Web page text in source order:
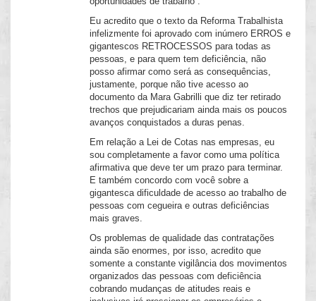
Eu acredito que o texto da Reforma Trabalhista
infelizmente foi aprovado com inúmero ERROS e
gigantescos RETROCESSOS para todas as
pessoas, e para quem tem deficiência, não
posso afirmar como será as consequências,
justamente, porque não tive acesso ao
documento da Mara Gabrilli que diz ter retirado
trechos que prejudicariam ainda mais os poucos
avanços conquistados a duras penas.
Em relação a Lei de Cotas nas empresas, eu
sou completamente a favor como uma política
afirmativa que deve ter um prazo para terminar.
E também concordo com você sobre a
gigantesca dificuldade de acesso ao trabalho de
pessoas com cegueira e outras deficiências
mais graves.
Os problemas de qualidade das contratações
ainda são enormes, por isso, acredito que
somente a constante vigilância dos movimentos
organizados das pessoas com deficiência
cobrando mudanças de atitudes reais e